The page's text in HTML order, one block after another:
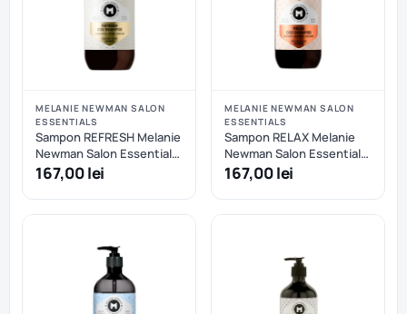
MELANIE NEWMAN SALON
ESSENTIALS
Sampon REFRESH Melanie
Newman Salon Essentials
- 500 ml
167,00 lei
MELANIE NEWMAN SALON
ESSENTIALS
Sampon RELAX Melanie
Newman Salon Essentials
- 500 ml
167,00 lei